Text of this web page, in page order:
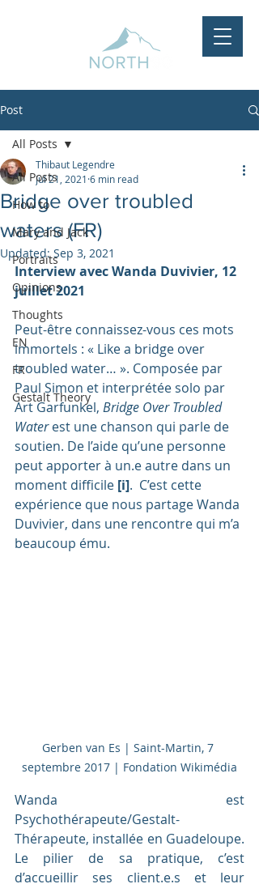
Post
All Posts
How to
Mary and Jack
Portraits
Opinions
Thoughts
EN
FR
Gestalt Theory
All Posts
Bridge over troubled
waters (FR)
Thibaut Legendre
Jul 21, 2021 6 min read
Updated:Sep 3, 2021
Interview avec Wanda Duvivier, 12
juillet 2021
Peut-être connaissez-vous ces mots
immortels : « Like a bridge over
troubled water… ». Composée par
Paul Simon et interprétée solo par
Art Garfunkel, Bridge Over Troubled
Water est une chanson qui parle de
soutien. De l’aide qu’une personne
peut apporter à un.e autre dans un
moment difficile [i].  C’est cette
expérience que nous partage Wanda
Duvivier, dans une rencontre qui m’a
beaucoup ému.
Gerben van Es | Saint-Martin, 7
septembre 2017 | Fondation Wikimédia
Wanda est
Psychothérapeute/Gestalt-
Thérapeute, installée en Guadeloupe.
Le pilier de sa pratique, c’est
d’accueillir ses client.e.s et leur